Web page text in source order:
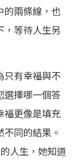
的兩條線，也
，等待人生另
只有幸福與不
選擇哪一個答
福更像是填充
同的結果。
人生，她知道